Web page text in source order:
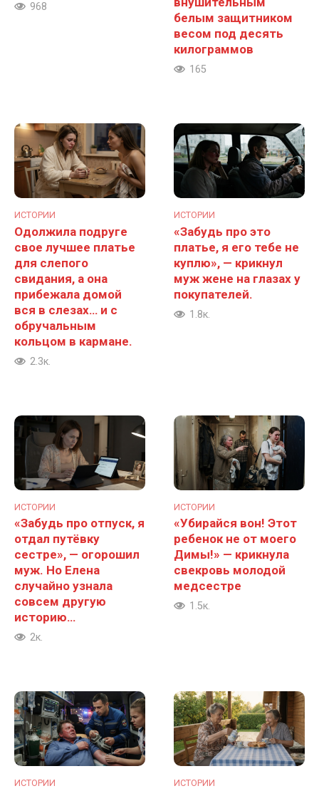
968
белым защитником
весом под десять
килограммов
165
ИСТОРИИ
Одолжила подруге
свое лучшее платье
для слепого
свидания, а она
прибежала домой
вся в слезах… и с
обручальным
кольцом в кармане.
2.3к.
ИСТОРИИ
«Забудь про это
платье, я его тебе не
куплю», — крикнул
муж жене на глазах у
покупателей.
1.8к.
ИСТОРИИ
«Забудь про отпуск, я
отдал путёвку
сестре», — огорошил
муж. Но Елена
случайно узнала
совсем другую
историю…
2к.
ИСТОРИИ
«Убирайся вон! Этот
ребенок не от моего
Димы!» — крикнула
свекровь молодой
медсестре
1.5к.
ИСТОРИИ ИСТОРИИ